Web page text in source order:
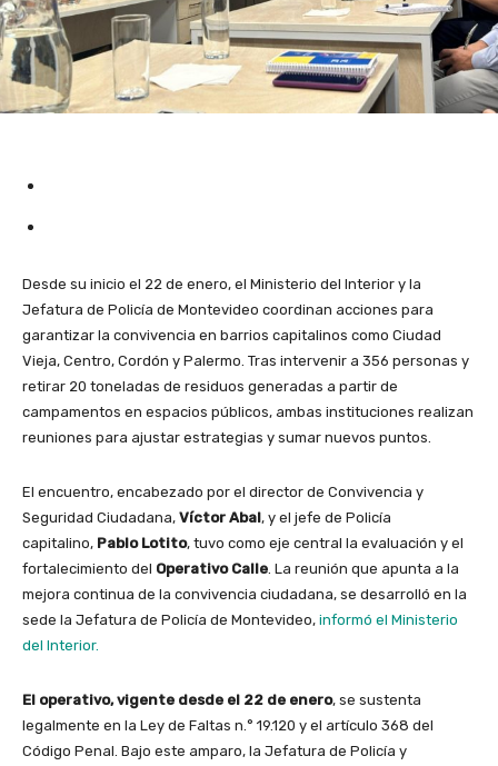
Desde su inicio el 22 de enero, el Ministerio del Interior y la
Jefatura de Policía de Montevideo coordinan acciones para
garantizar la convivencia en barrios capitalinos como Ciudad
Vieja, Centro, Cordón y Palermo. Tras intervenir a 356 personas y
retirar 20 toneladas de residuos generadas a partir de
campamentos en espacios públicos, ambas instituciones realizan
reuniones para ajustar estrategias y sumar nuevos puntos.
El encuentro, encabezado por el director de Convivencia y
Seguridad Ciudadana, Víctor Abal, y el jefe de Policía
capitalino, Pablo Lotito, tuvo como eje central la evaluación y el
fortalecimiento del Operativo Calle . La reunión que apunta a la
mejora continua de la convivencia ciudadana, se desarrolló en la
sede la Jefatura de Policía de Montevideo, informó el Ministerio
del Interior.
El operativo, vigente desde el 22 de enero, se sustenta
legalmente en la Ley de Faltas n.° 19.120 y el artículo 368 del
Código Penal. Bajo este amparo, la Jefatura de Policía y